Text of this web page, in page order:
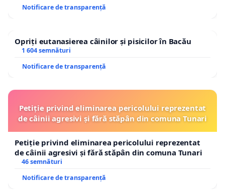
Notificare de transparență
Opriți eutanasierea câinilor și pisicilor în Bacău
1 604 semnături
Notificare de transparență
Petiție privind eliminarea pericolului reprezentat
de câinii agresivi și fără stăpân din comuna Tunari
Petiție privind eliminarea pericolului reprezentat
de câinii agresivi și fără stăpân din comuna Tunari
46 semnături
Notificare de transparență